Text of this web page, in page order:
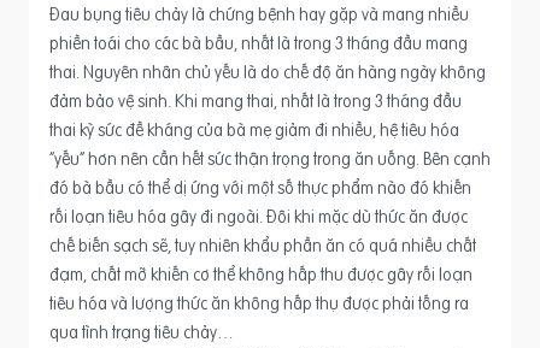
Đau bụng tiêu chảy là chứng bệnh hay gặp và mang nhiều
phiền toái cho các bà bầu, nhất là trong 3 tháng đầu mang
thai. Nguyên nhân chủ yếu là do chế độ ăn hàng ngày không
đảm bảo vệ sinh. Khi mang thai, nhất là trong 3 tháng đầu
thai kỳ sức đề kháng của bà mẹ giảm đi nhiều, hệ tiêu hóa
“yếu” hơn nên cần hết sức thận trọng trong ăn uống. Bên cạnh
đó bà bầu có thể dị ứng với một số thực phẩm nào đó khiến
rối loạn tiêu hóa gây đi ngoài. Đôi khi mặc dù thức ăn được
chế biến sạch sẽ, tuy nhiên khẩu phần ăn có quá nhiều chất
đạm, chất mỡ khiến cơ thể không hấp thu được gây rối loạn
tiêu hóa và lượng thức ăn không hấp thụ được phải tống ra
qua tình trạng tiêu chảy…